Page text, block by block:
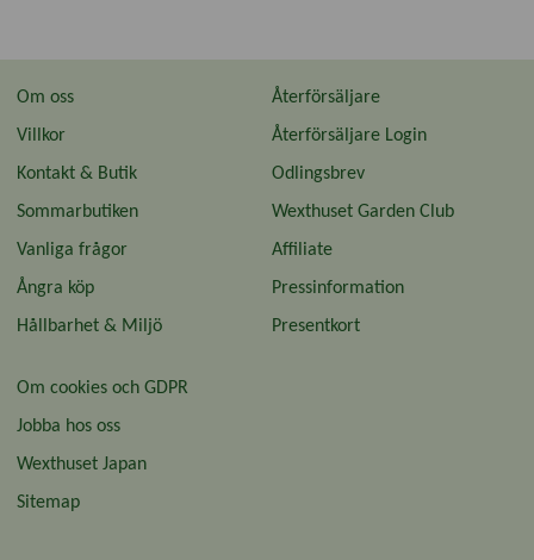
Om oss
Villkor
Kontakt & Butik
Sommarbutiken
Vanliga frågor
Ångra köp
Hållbarhet & Miljö
Återförsäljare
Återförsäljare Login
Odlingsbrev
Wexthuset Garden Club
Affiliate
Pressinformation
Presentkort
Om cookies och GDPR
Jobba hos oss
Wexthuset Japan
Sitemap